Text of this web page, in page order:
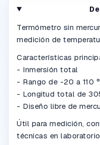
Termómetro sin
medición de
Características
- Inmersión total
- Rango de -20 a 110
- Longitud total de
- Diseño libre de
Útil para medición,
técnicas en